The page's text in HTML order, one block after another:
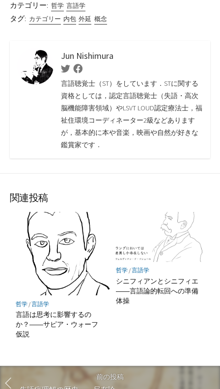
カテゴリー: 哲学 言語学
タグ: カテゴリー 内包 外延 概念
Jun Nishimura
TwitterFacebook
言語聴覚士（ST）をしています．STに関する
資格としては，認定言語聴覚士（失語・高次
脳機能障害領域）やLSVT LOUD認定療法士，福
祉住環境コーディネーター2級などあります
が，基本的に本や音楽，映画や自然が好きな
鑑賞家です．
関連投稿
哲学/言語学
言語は思考に影響するの
か？――サピア・ウォーフ
仮説
哲学/言語学
シニフィアンとシニフィエ
――言語論的転回への準備
体操
前の投稿